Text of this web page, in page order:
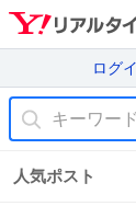
ログ
人気ポスト